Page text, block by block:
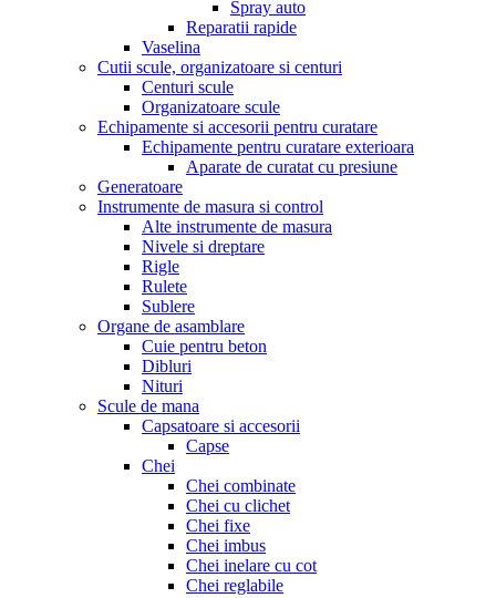
Spray auto
Reparatii rapide
Vaselina
Cutii scule, organizatoare si centuri
Centuri scule
Organizatoare scule
Echipamente si accesorii pentru curatare
Echipamente pentru curatare exterioara
Aparate de curatat cu presiune
Generatoare
Instrumente de masura si control
Alte instrumente de masura
Nivele si dreptare
Rigle
Rulete
Sublere
Organe de asamblare
Cuie pentru beton
Dibluri
Nituri
Scule de mana
Capsatoare si accesorii
Capse
Chei
Chei combinate
Chei cu clichet
Chei fixe
Chei imbus
Chei inelare cu cot
Chei reglabile